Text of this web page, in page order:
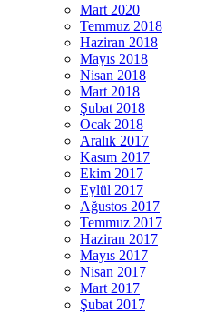
Mart 2020
Temmuz 2018
Haziran 2018
Mayıs 2018
Nisan 2018
Mart 2018
Şubat 2018
Ocak 2018
Aralık 2017
Kasım 2017
Ekim 2017
Eylül 2017
Ağustos 2017
Temmuz 2017
Haziran 2017
Mayıs 2017
Nisan 2017
Mart 2017
Şubat 2017